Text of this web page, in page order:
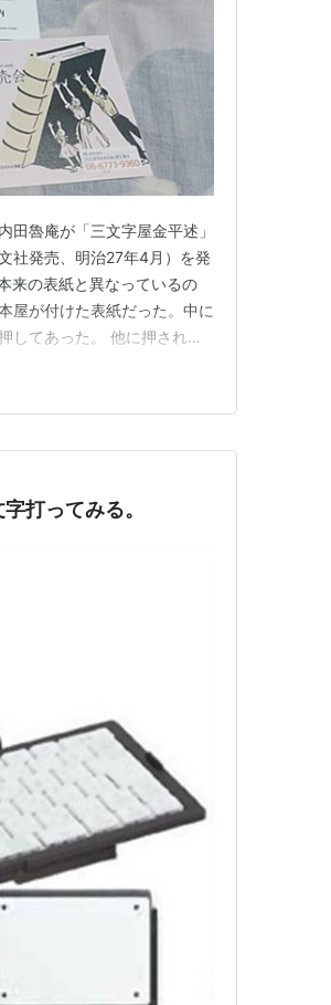
魯庵が「三文字屋金平述」
社発売、明治27年4月）を発
来の表紙と異なっているの
屋が付けた表紙だった。中に
してあった。 他に押された
含めてやたら押されている
…
打ってみる。